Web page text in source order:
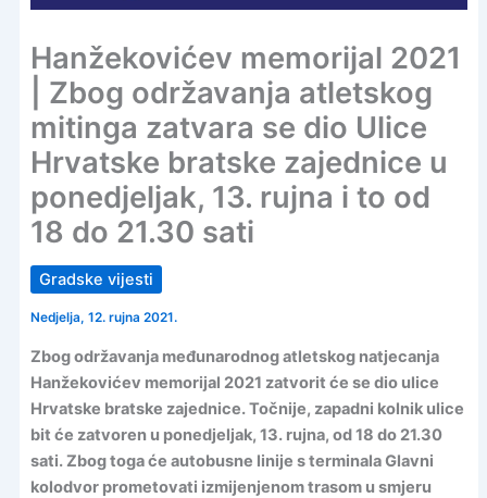
Hanžekovićev memorijal 2021
| Zbog održavanja atletskog
mitinga zatvara se dio Ulice
Hrvatske bratske zajednice u
ponedjeljak, 13. rujna i to od
18 do 21.30 sati
Gradske vijesti
Nedjelja, 12. rujna 2021.
Zbog održavanja međunarodnog atletskog natjecanja
Hanžekovićev memorijal 2021 zatvorit će se dio ulice
Hrvatske bratske zajednice. Točnije, zapadni kolnik ulice
bit će zatvoren u ponedjeljak, 13. rujna, od 18 do 21.30
sati. Zbog toga će autobusne linije s terminala Glavni
kolodvor prometovati izmijenjenom trasom u smjeru